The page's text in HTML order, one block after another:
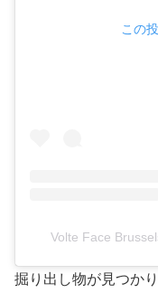
この
Volte Face
掘り出し物が見つか